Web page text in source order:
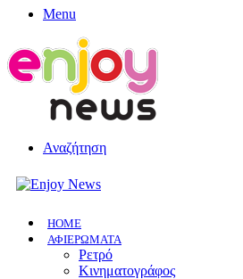
Menu
Αναζήτηση
HOME
ΑΦΙΕΡΩΜΑΤΑ
Ρετρό
Κινηματογράφος